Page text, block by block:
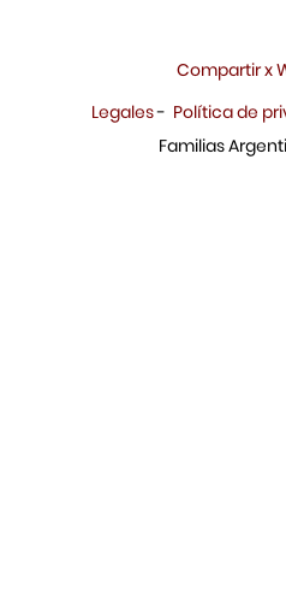
Compartir x
Legales- Política de
Familias